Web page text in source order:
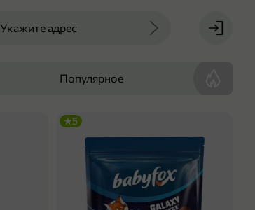
Укажите адрес
Популярное
5